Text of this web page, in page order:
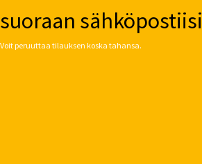
suoraan sähköpostiisi
Voit peruuttaa tilauksen koska tahansa.